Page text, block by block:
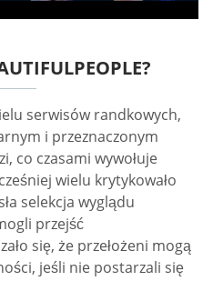
serwisów randkowych,
i przeznaczonym
co czasami wywołuje
wielu krytykowało
selekcja wyglądu
przejść
się, że przełożeni mogą
jeśli nie postarzali się